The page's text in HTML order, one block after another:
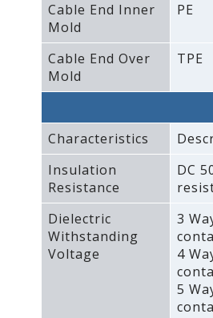
Cable End Inner
Mold
PE
Cable End Over
Mold
TPE
Characteristics
Insulation
Resistance
DC
Dielectric
Withstanding
Voltage
3
4
5